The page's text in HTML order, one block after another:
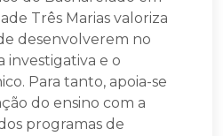
Três Marias valoriza
desenvolverem no
e o
Para tanto, apoia-se
do ensino com a
programas de